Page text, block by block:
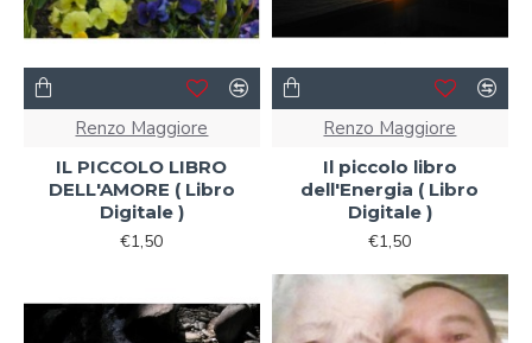
Renzo Maggiore
IL PICCOLO LIBRO
DELL'AMORE ( Libro
Digitale )
€1,50
Renzo Maggiore
Il piccolo libro
dell'Energia ( Libro
Digitale )
€1,50